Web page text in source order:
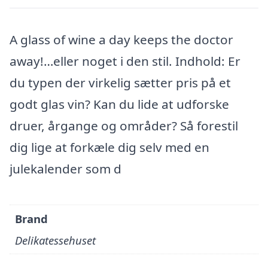
A glass of wine a day keeps the doctor
away!…eller noget i den stil. Indhold: Er
du typen der virkelig sætter pris på et
godt glas vin? Kan du lide at udforske
druer, årgange og områder? Så forestil
dig lige at forkæle dig selv med en
julekalender som d
Brand
Delikatessehuset